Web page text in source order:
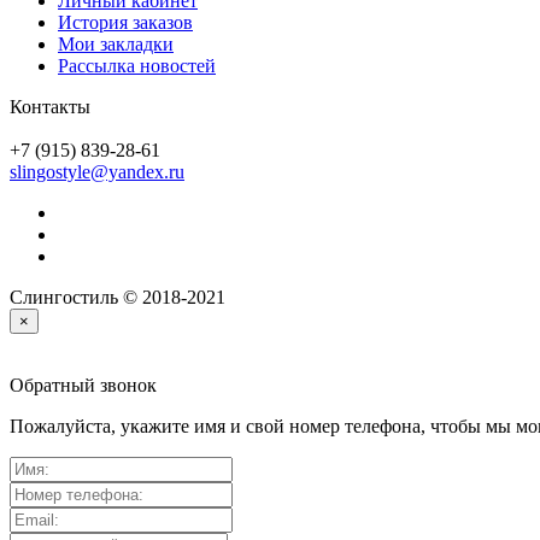
История заказов
Мои закладки
Рассылка новостей
Контакты
+7 (915) 839-28-61
slingostyle@yandex.ru
Слингостиль © 2018-2021
×
Обратный звонок
Пожалуйста, укажите имя и свой номер телефона, чтобы мы